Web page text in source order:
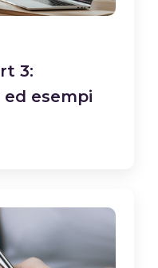
3:
ed esempi